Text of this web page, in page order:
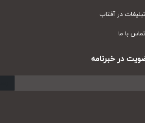
در آفتاب
با ما
در خبرنامه